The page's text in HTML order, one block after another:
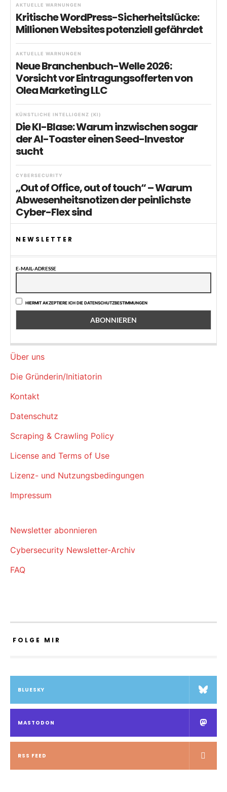
AKTUELLE WARNUNGEN
Kritische WordPress-Sicherheitslücke:
Millionen Websites potenziell gefährdet
AKTUELLE WARNUNGEN
Neue Branchenbuch-Welle 2026:
Vorsicht vor Eintragungsofferten von
Olea Marketing LLC
KÜNSTLICHE INTELLIGENZ (KI)
Die KI-Blase: Warum inzwischen sogar
der AI-Toaster einen Seed-Investor
sucht
CYBERSECURITY
„Out of Office, out of touch“ – Warum
Abwesenheitsnotizen der peinlichste
Cyber-Flex sind
NEWSLETTER
E-MAIL-ADRESSE
HIERMIT AKZEPTIERE ICH DIE DATENSCHUTZBESTIMMUNGEN
Über uns
Die Gründerin/Initiatorin
Kontakt
Datenschutz
Scraping & Crawling Policy
License and Terms of Use
Lizenz- und Nutzungsbedingungen
Impressum
Newsletter abonnieren
Cybersecurity Newsletter-Archiv
FAQ
FOLGE MIR
BLUESKY
MASTODON
RSS FEED